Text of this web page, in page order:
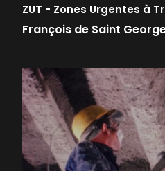
ZUT - Zones Urgentes à
François de Saint